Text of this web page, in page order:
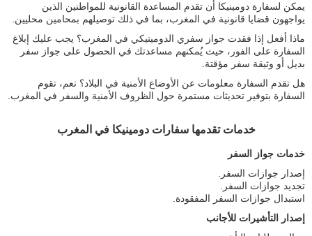
يمكن لسفارة دومينيكا أن تقدم المساعدة القانونية للمواطنين الذين
يواجهون قضايا قانونية في المغرب، بما في ذلك توصيلهم بمحامين محليين.
ماذا أفعل إذا فقدت جواز سفري الدومينيكي في المغرب؟ يجب عليك إبلاغ
السفارة على الفور، حيث يُمكنهم مساعدتك في الحصول على جواز سفر
بديل أو وثيقة سفر مؤقتة.
هل تقدم السفارة معلومات عن الأوضاع الأمنية في البلاد؟ نعم، تقوم
السفارة بتوفير تحديثات مستمرة حول الظروف الأمنية والسفر في المغرب.
خدمات تقدمها سفارات دومينيكا في المغرب
خدمات جواز السفر
إصدار جوازات السفر.
تجديد جوازات السفر.
استبدال جوازات السفر المفقودة.
إصدار التأشيرات للأجانب